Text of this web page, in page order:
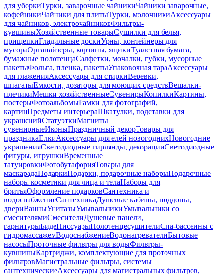
для уборкиТурки, заварочные чайникиЧайники заварочные,
кофейникиЧайники для плитыТурки, молочникиАксессуары
для чайников, электрочайниковФильтры-
кувшиныХозяйственные товарыСушилки для белья,
прищепкиГладильные доскиУрны, контейнеры для
мусораОрганайзеры, корзины, ящикиТуалетная бумага,
бумажные полотенцаСалфетки, мочалки, губки, мусорные
пакетыФольга, пленка, пакетыУпаковочная тараАксессуары
для глаженияАксессуары для стиркиВеревки,
шпагатыЕмкости, дозаторы для моющих средствВешалки-
плечикиМешки хозяйственныеСувенирыКопилкиКартины,
постерыФотоальбомыРамки для фотографий,
картинПредметы интерьераШкатулки, подставки для
украшенийСтатуэткиМагниты
сувенирныеИконыПраздничный декорТовары для
праздникаЕлкиАксессуары для елей новогоднихНовогодние
украшенияСветодиодные гирлянды, декорацииСветодиодные
фигуры, игрушкиВременные
татуировкиФотобутафорияТовары для
маскарадаПодаркиПодарки, подарочные наборыПодарочные
наборы косметики для лица и телаНаборы для
бритьяОформление подарковСантехника и
водоснабжениеСантехникаДушевые кабины, поддоны,
двериВанныУнитазыУмывальникиУмывальники со
смесителямиСмесителиДушевые панели,
гарнитурыБидеПиссуарыПолотенцесушителиСпа-бассейны с
гидромассажемВодоснабжениеВодонагревателиБытовые
насосыПроточные фильтры для водыФильтры-
кувшиныКартриджи, комплектующие для проточных
фильтровМагистральные фильтры, системы
сантехническиеАксессуары для магистральных фильтров,